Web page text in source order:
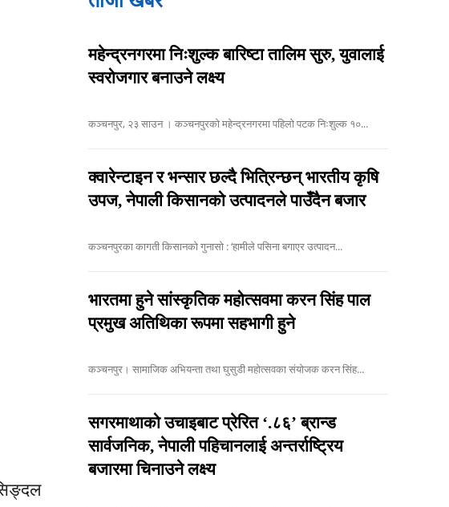
महेन्द्रनगरमा निःशुल्क बारिष्टा तालिम सुरु, युवालाई
स्वरोजगार बनाउने लक्ष्य
कञ्चनपुर, २३ साउन । कञ्चनपुरको महेन्द्रनगरमा पहिलो पटक निःशुल्क १०...
क्वारेन्टाइन र भन्सार छल्दै भित्रिन्छन् भारतीय कृषि
उपज, नेपाली किसानको उत्पादनले पाउँदैन बजार
कञ्चनपुरका कागती किसानको गुनासो : ‘हामीले पसिना बगाएर उत्पादन...
भारतमा हुने सांस्कृतिक महोत्सवमा करन सिंह पाल
प्रमुख अतिथिका रूपमा सहभागी हुने
कञ्चनपुर। सामाजिक अभियन्ता तथा घुसुडी महोत्सवका संयोजक करन सिंह...
सगरमाथाको उचाइबाट प्रेरित ‘.८६’ ब्रान्ड
सार्वजनिक, नेपाली पहिचानलाई अन्तर्राष्ट्रिय
बजारमा चिनाउने लक्ष्य